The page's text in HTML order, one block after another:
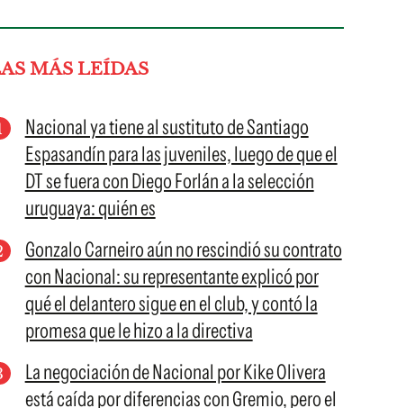
MÁS LEÍDAS
Nacional ya tiene al sustituto de Santiago
Espasandín para las juveniles, luego de que el
DT se fuera con Diego Forlán a la selección
uruguaya: quién es
Gonzalo Carneiro aún no rescindió su contrato
con Nacional: su representante explicó por
qué el delantero sigue en el club, y contó la
promesa que le hizo a la directiva
La negociación de Nacional por Kike Olivera
está caída por diferencias con Gremio, pero el